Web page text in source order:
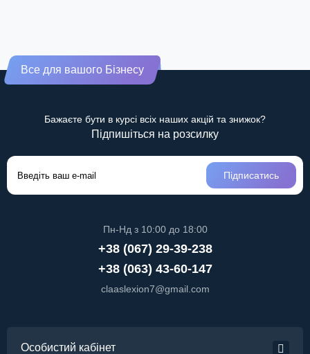
Все для вашого Бізнесу
Бажаєте бути в курсі всіх наших акцій та знижок?
Підпишіться на розсилку
Підписатись
Пн-Нд з 10:00 до 18:00
+38 (067) 29-39-238
+38 (063) 43-60-147
claaslexion7@gmail.com
Особистий кабінет